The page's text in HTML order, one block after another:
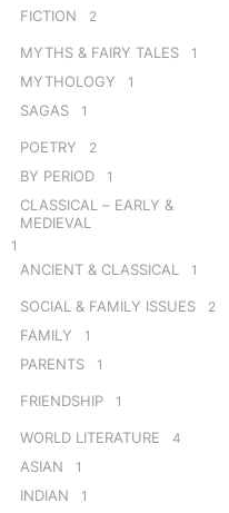
FICTION 2
MYTHS & FAIRY TALES 1
MYTHOLOGY 1
SAGAS 1
POETRY 2
BY PERIOD 1
CLASSICAL – EARLY &
MEDIEVAL
1
ANCIENT & CLASSICAL 1
SOCIAL & FAMILY ISSUES 2
FAMILY 1
PARENTS 1
FRIENDSHIP 1
WORLD LITERATURE 4
ASIAN 1
INDIAN 1